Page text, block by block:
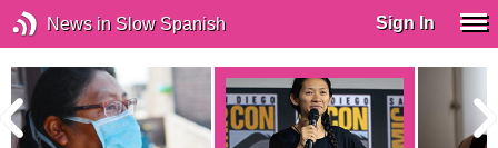
News in Slow Spanish Sign In